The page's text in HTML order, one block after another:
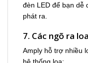
đèn LED để bạn dễ
phát ra.
7. Các ngõ ra loa
Amply hỗ trợ nhiều